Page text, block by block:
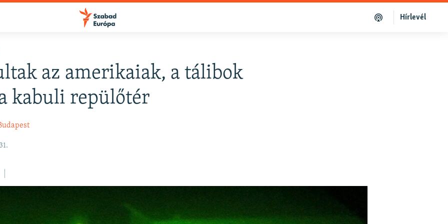
Hírlevél
az amerikaiak, a tálibok
kabuli repülőtér